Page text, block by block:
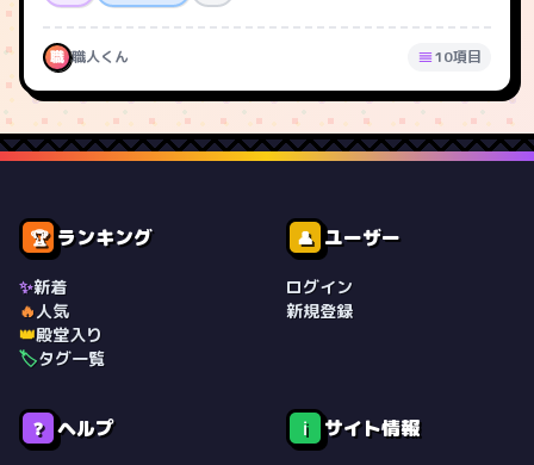
職 職人くん 10項目
🏆 ランキング
✨新着
🔥人気
👑殿堂入り
🏷️タグ一覧
👤 ユーザー
ログイン
新規登録
❓ ヘルプ ℹ️ サイト情報